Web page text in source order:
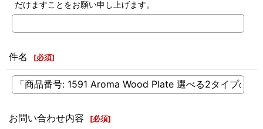
だけますことをお願い申し上げます。
件名 [必須]
お問い合わせ内容 [必須]